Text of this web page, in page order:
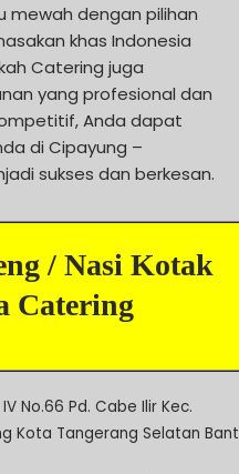
mewah dengan pilihan
khas Indonesia
Catering juga
yang profesional dan
Anda dapat
di Cipayung –
sukses dan berkesan.
/ Nasi Kotak
Catering
No.66 Pd. Cabe Ilir Kec.
Kota Tangerang Selatan